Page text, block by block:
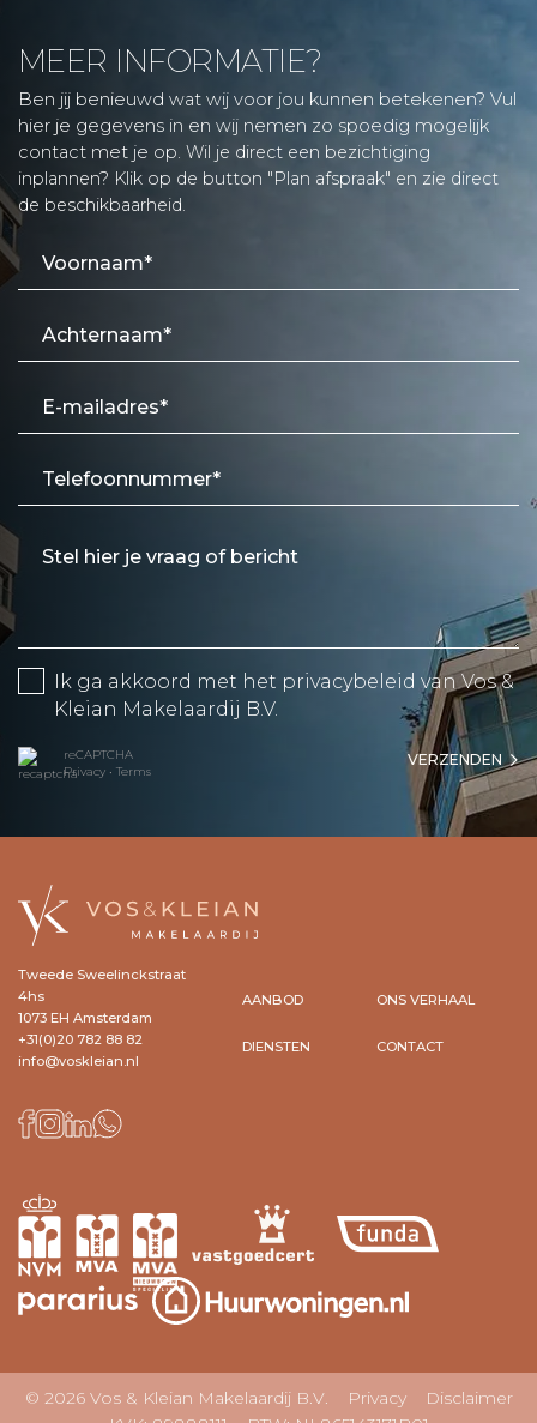
MEER INFORMATIE?
Ben jij benieuwd wat wij voor jou kunnen betekenen? Vul
hier je gegevens in en wij nemen zo spoedig mogelijk
contact met je op. Wil je direct een bezichtiging
inplannen? Klik op de button "Plan afspraak" en zie direct
de beschikbaarheid.
Ik ga akkoord met het privacybeleid van Vos &
Kleian Makelaardij B.V.
reCAPTCHA
Privacy • Terms
VERZENDEN
Tweede Sweelinckstraat
4hs
1073 EH Amsterdam
+31(0)20 782 88 82
info@voskleian.nl
AANBOD
DIENSTEN
ONS VERHAAL
CONTACT
© 2026 Vos & Kleian Makelaardij B.V. Privacy
Disclaimer